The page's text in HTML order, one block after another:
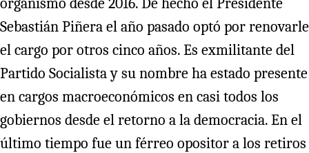
Sebastián Piñera el año pasado optó por renovarle
el cargo por otros cinco años. Es exmilitante del
Partido Socialista y su nombre ha estado presente
en cargos macroeconómicos en casi todos los
gobiernos desde el retorno a la democracia. En el
último tiempo fue un férreo opositor a los retiros